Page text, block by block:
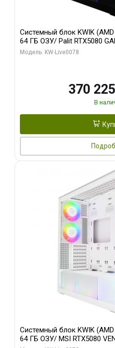
Системный блок KWIK (AMD
64 ГБ ОЗУ/ Palit RTX5080
GDDR7 256bit 3xDP HD/ 1 ТБ
Модель: KW-Live0078
370
В
Системный блок KWIK (AMD
64 ГБ ОЗУ/ MSI RTX5080